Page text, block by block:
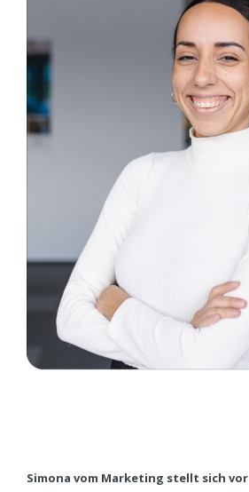
Simona vom Marketing stellt sich vor